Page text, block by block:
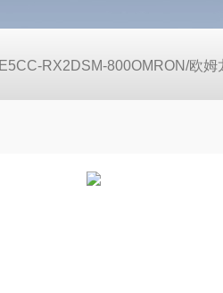
E5CC-RX2DSM-800OMRON/欧